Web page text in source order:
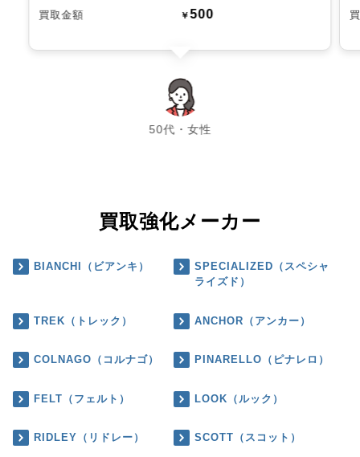
買取金額 ￥500
50代・女性
chevron_left chevron_right
買取強化メーカー
BIANCHI（ビアンキ）
SPECIALIZED（スペシャ
ライズド）
TREK（トレック） ANCHOR（アンカー）
COLNAGO（コルナゴ） PINARELLO（ピナレロ）
FELT（フェルト） LOOK（ルック）
RIDLEY（リドレー） SCOTT（スコット）